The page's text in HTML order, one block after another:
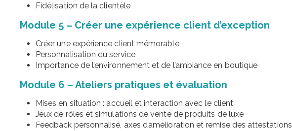
Fidélisation de la clientèle
Module 5 – Créer une expérience client d’exception
Créer une expérience client mémorable
Personnalisation du service
Importance de l’environnement et de l’ambiance en boutique
Module 6 – Ateliers pratiques et évaluation
Mises en situation : accueil et interaction avec le client
Jeux de rôles et simulations de vente de produits de luxe
Feedback personnalisé, axes d’amélioration et remise des attestations